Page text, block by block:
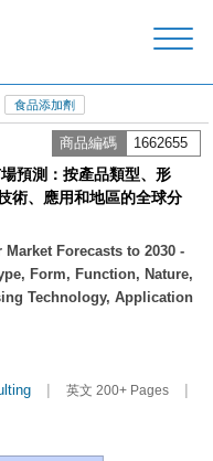
食品添加劑
商品編碼 1662655
預測：按產品類型、形
術、應用和地區的全球分
Forecasts to 2030 -
Form, Function, Nature,
Technology, Application
| 英文 200+ Pages |